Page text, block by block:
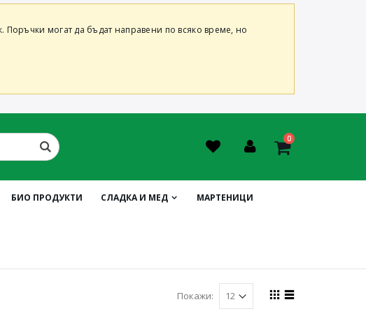
Поръчки могат да бъдат направени по всяко време, но
0
БИО ПРОДУКТИ СЛАДКА И МЕД
МАРТЕНИЦИ
Покажи: